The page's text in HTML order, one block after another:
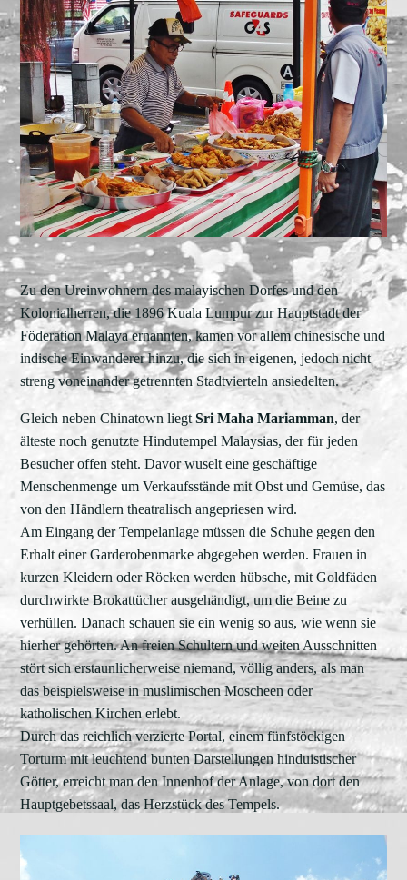
Zu den Ureinwohnern des malayischen Dorfes und den
Kolonialherren, die 1896 Kuala Lumpur zur Hauptstadt der
Föderation Malaya ernannten, kamen vor allem chinesische und
indische Einwanderer hinzu, die sich in eigenen, jedoch nicht
streng voneinander getrennten Stadtvierteln ansiedelten.
Gleich neben Chinatown liegtSri Maha Mariamman, der
älteste noch genutzte Hindutempel Malaysias, der für jeden
Besucher offen steht. Davor wuselt eine geschäftige
Menschenmenge um Verkaufsstände mit Obst und Gemüse, das
von den Händlern theatralisch angepriesen wird.
Am Eingang der Tempelanlage müssen die Schuhe gegen den
Erhalt einer Garderobenmarke abgegeben werden. Frauen in
kurzen Kleidern oder Röcken werden hübsche, mit Goldfäden
durchwirkte Brokattücher ausgehändigt, um die Beine zu
verhüllen. Danach schauen sie ein wenig so aus, wie wenn sie
hierher gehörten. An freien Schultern und weiten Ausschnitten
stört sich erstaunlicherweise niemand, völlig anders, als man
das beispielsweise in muslimischen Moscheen oder
katholischen Kirchen erlebt.
Durch das reichlich verzierte Portal, einem fünfstöckigen
Torturm mit leuchtend bunten Darstellungen hinduistischer
Götter, erreicht man den Innenhof der Anlage, von dort den
Hauptgebetssaal, das Herzstück des Tempels.